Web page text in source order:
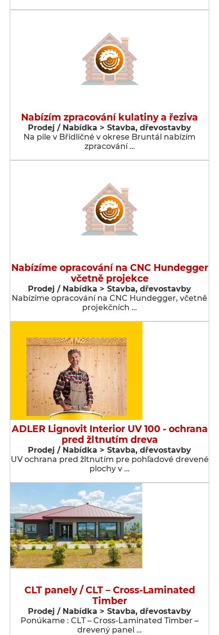
Nabízím zpracování kulatiny a řeziva
Prodej / Nabídka > Stavba, dřevostavby
Na pile v Břidličné v okrese Bruntál nabízím
zpracování …
Nabízíme opracování na CNC Hundegger
včetně projekce
Prodej / Nabídka > Stavba, dřevostavby
Nabízíme opracování na CNC Hundegger, včetně
projekčních …
ADLER Lignovit Interior UV 100 - ochrana
pred žltnutím dreva
Prodej / Nabídka > Stavba, dřevostavby
UV ochrana pred žltnutím pre pohľadové drevené
plochy v …
CLT panely / CLT – Cross-Laminated
Timber
Prodej / Nabídka > Stavba, dřevostavby
Ponúkame : CLT – Cross-Laminated Timber –
drevený panel …